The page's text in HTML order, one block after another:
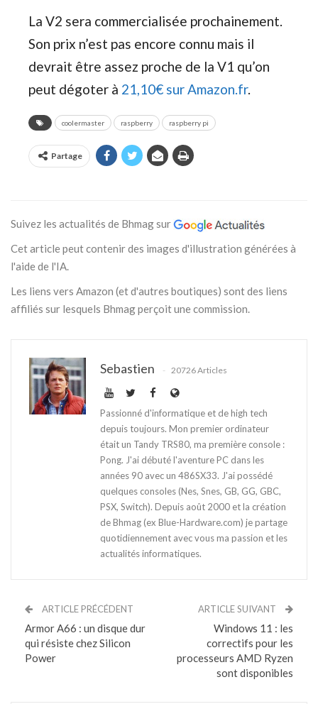
La V2 sera commercialisée prochainement.
Son prix n’est pas encore connu mais il
devrait être assez proche de la V1 qu’on
peut dégoter à 21,10€ sur Amazon.fr.
coolermaster raspberry raspberry pi
Partage
Suivez les actualités de Bhmag sur
Cet article peut contenir des images d'illustration générées à
l'aide de l'IA.
Les liens vers Amazon (et d'autres boutiques) sont des liens
affiliés sur lesquels Bhmag perçoit une commission.
Sebastien 20726 Articles
Passionné d'informatique et de high tech
depuis toujours. Mon premier ordinateur
était un Tandy TRS80, ma première console :
Pong. J'ai débuté l'aventure PC dans les
années 90 avec un 486SX33. J'ai possédé
quelques consoles (Nes, Snes, GB, GG, GBC,
PSX, Switch). Depuis août 2000 et la création
de Bhmag (ex Blue-Hardware.com) je partage
quotidiennement avec vous ma passion et les
actualités informatiques.
ARTICLE PRÉCÉDENT
Armor A66 : un disque dur
qui résiste chez Silicon
Power
ARTICLE SUIVANT
Windows 11 : les
correctifs pour les
processeurs AMD Ryzen
sont disponibles